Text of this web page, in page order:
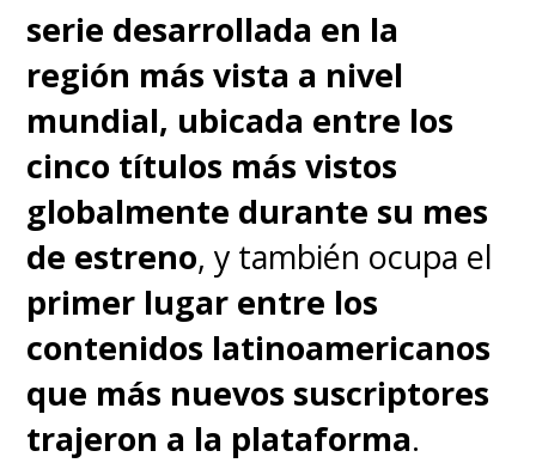
serie desarrollada en la
región más vista a nivel
mundial, ubicada entre los
cinco títulos más vistos
globalmente durante su mes
de estreno, y también ocupa el
primer lugar entre los
contenidos latinoamericanos
que más nuevos suscriptores
trajeron a la plataforma.